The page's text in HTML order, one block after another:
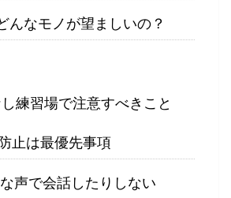
んなモノが望ましいの？
練習場で注意すべきこと
止は最優先事項
声で会話したりしない